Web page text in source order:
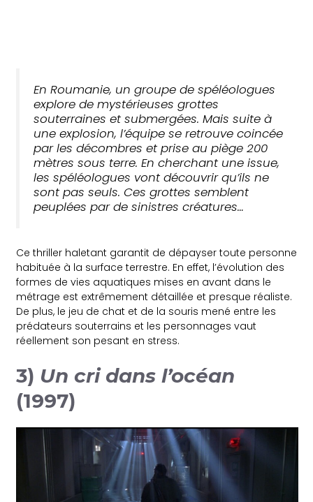
En Roumanie, un groupe de spéléologues
explore de mystérieuses grottes
souterraines et submergées. Mais suite à
une explosion, l’équipe se retrouve coincée
par les décombres et prise au piège 200
mètres sous terre. En cherchant une issue,
les spéléologues vont découvrir qu’ils ne
sont pas seuls. Ces grottes semblent
peuplées par de sinistres créatures…
Ce thriller haletant garantit de dépayser toute personne
habituée à la surface terrestre. En effet, l’évolution des
formes de vies aquatiques mises en avant dans le
métrage est extrêmement détaillée et presque réaliste.
De plus, le jeu de chat et de la souris mené entre les
prédateurs souterrains et les personnages vaut
réellement son pesant en stress.
3) Un cri dans l’océan
(1997)